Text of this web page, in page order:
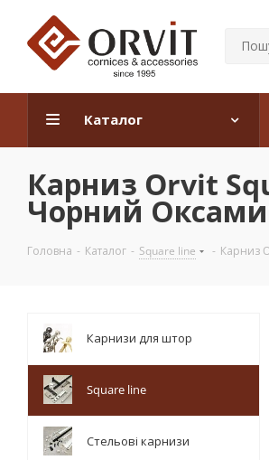
Каталог
Карниз Orvit
Чорний
Головна - Каталог - Square line - Карниз
Карнизи для штор
Square line
Стельові карнизи